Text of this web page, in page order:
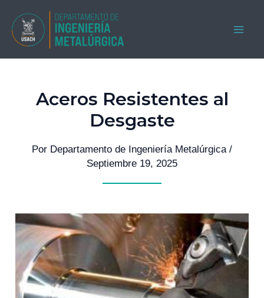
contenido
Aceros Resistentes al
Desgaste
Por Departamento de Ingeniería Metalúrgica /
Septiembre 19, 2025